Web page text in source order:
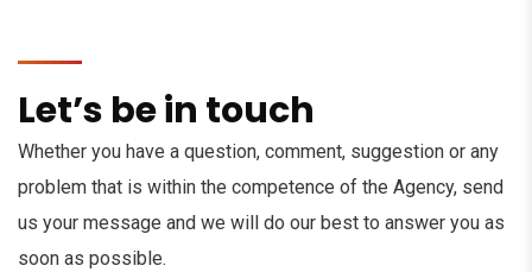
Let’s be in touch
Whether you have a question, comment, suggestion or any
problem that is within the competence of the Agency, send
us your message and we will do our best to answer you as
soon as possible.